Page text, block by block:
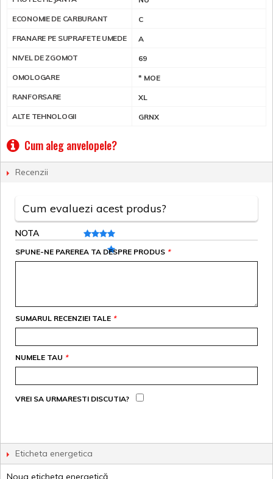
ECONOMIE DE CARBURANT C
FRANARE PE SUPRAFETE UMEDE A
NIVEL DE ZGOMOT 69
OMOLOGARE * MOE
RANFORSARE XL
ALTE TEHNOLOGII GRNX
Cum aleg anvelopele?
Recenzii
Cum evaluezi acest produs?
NOTA
*
SPUNE-NE PAREREA TA DESPRE PRODUS
*
SUMARUL RECENZIEI TALE
*
NUMELE TAU
VREI SA URMARESTI DISCUTIA?
Eticheta energetica
Noua eticheta energetică